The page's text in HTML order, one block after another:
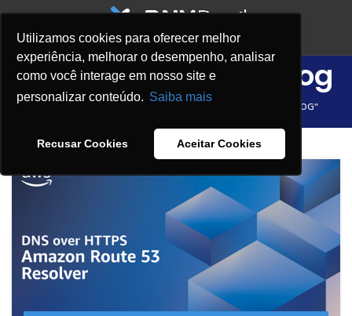
Utilizamos cookies para oferecer melhor
experiência, melhorar o desempenho, analisar
como você interage em nosso site e
personalizar conteúdo. Saiba mais
Recusar Cookies Aceitar Cookies
Well-Architected Blog
ARCHIVE BY CATEGORY "WELL-ARCHITECTED BLOG"